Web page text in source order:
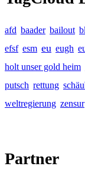
afd baader bailout
efsf esm eu eugh
holt unser gold heim
putsch rettung
weltregierung zensur
Partner